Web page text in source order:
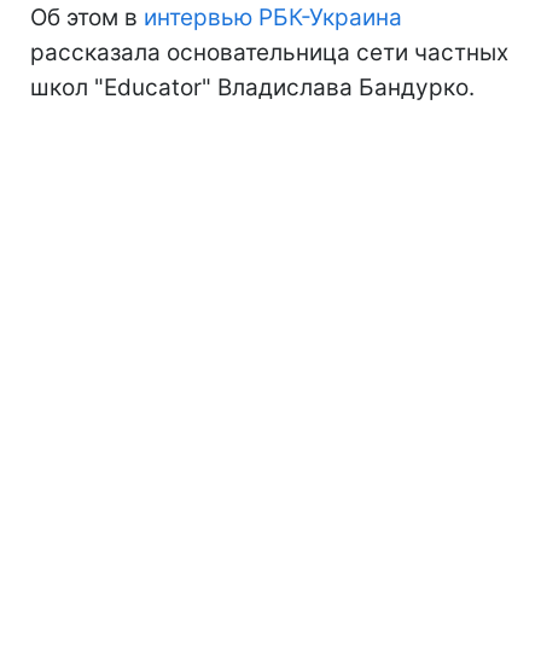
Об этом в интервью РБК-Украина
рассказала основательница сети частных
школ "Educator" Владислава Бандурко.